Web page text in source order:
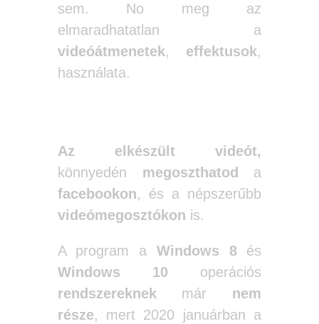
sem. No meg az
elmaradhatatlan a
videóátmenetek, effektusok,
használata.
Az elkészült videót,
könnyedén megoszthatod
a
facebookon, és a népszerűbb
videómegosztókon is.
A program a Windows 8és
Windows
10 operációs
rendszereknekmár nem
része, mert 2020 januárban a